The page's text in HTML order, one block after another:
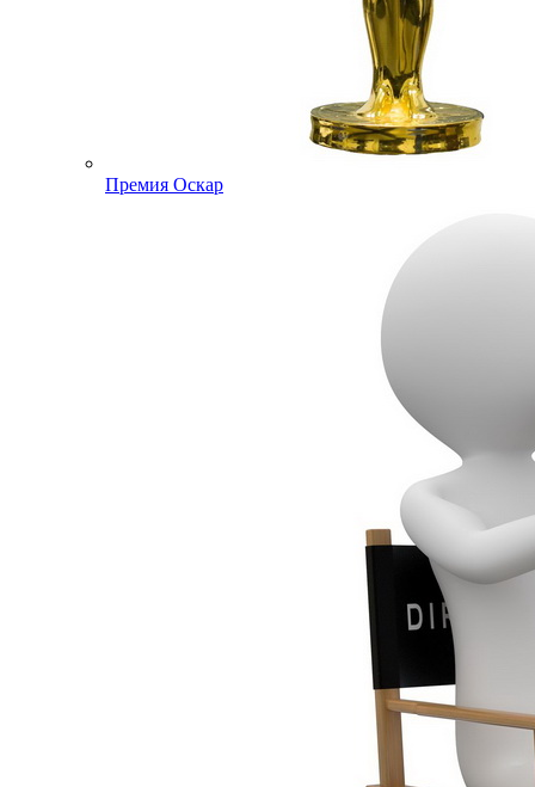
Премия Оскар